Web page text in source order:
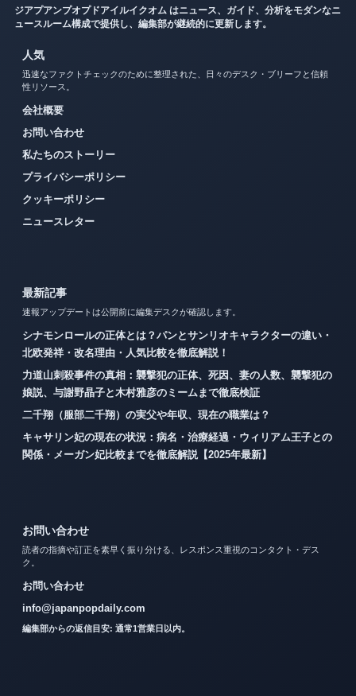
ジアプアンプオプドアイルイクオム はニュース、ガイド、分析をモダンなニ
ュースルーム構成で提供し、編集部が継続的に更新します。
人気
迅速なファクトチェックのために整理された、日々のデスク・ブリーフと信頼
性リソース。
会社概要
お問い合わせ
私たちのストーリー
プライバシーポリシー
クッキーポリシー
ニュースレター
最新記事
速報アップデートは公開前に編集デスクが確認します。
シナモンロールの正体とは？パンとサンリオキャラクターの違い・
北欧発祥・改名理由・人気比較を徹底解説！
力道山刺殺事件の真相：襲撃犯の正体、死因、妻の人数、襲撃犯の
娘説、与謝野晶子と木村雅彦のミームまで徹底検証
二千翔（服部二千翔）の実父や年収、現在の職業は？
キャサリン妃の現在の状況：病名・治療経過・ウィリアム王子との
関係・メーガン妃比較までを徹底解説【2025年最新】
お問い合わせ
読者の指摘や訂正を素早く振り分ける、レスポンス重視のコンタクト・デス
ク。
お問い合わせ
info@japanpopdaily.com
編集部からの返信目安: 通常1営業日以内。